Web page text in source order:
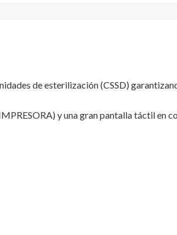
de esterilización (CSSD)
y una gran pantalla táctil en